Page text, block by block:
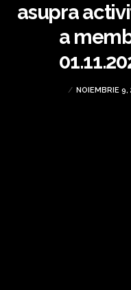
asupra
a
NOIEMBRIE 9,